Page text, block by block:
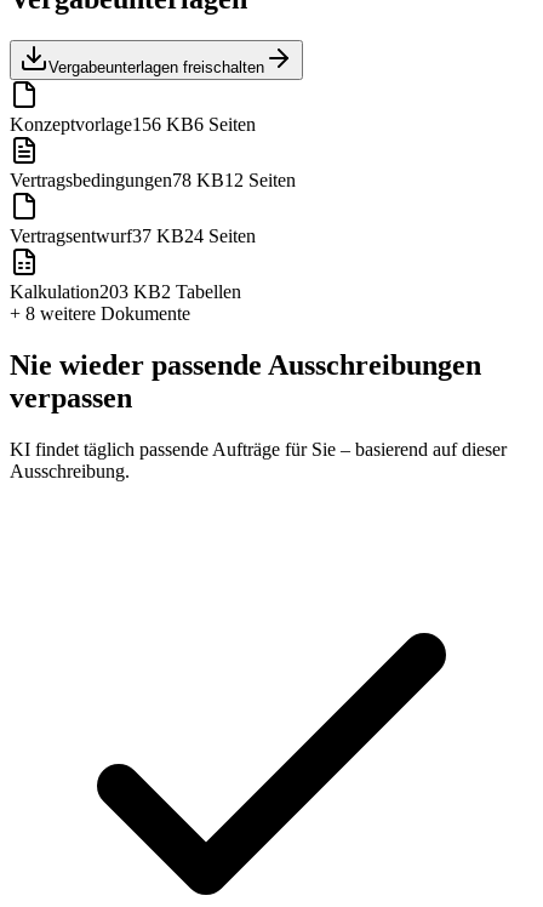
Vergabeunterlagen freischalten
Konzeptvorlage156 KB6 Seiten
Vertragsbedingungen78 KB12 Seiten
Vertragsentwurf37 KB24 Seiten
Kalkulation203 KB2 Tabellen
+ 8 weitere Dokumente
Nie wieder passende Ausschreibungen
verpassen
KI findet täglich passende Aufträge für Sie – basierend auf dieser
Ausschreibung.